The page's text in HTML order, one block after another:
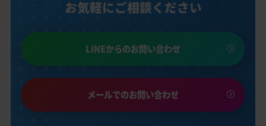
お気軽にご相談ください
LINEからのお問い合わせ
メールでのお問い合わせ